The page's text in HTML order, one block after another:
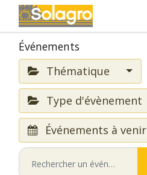
Événements
Thématique
Type d'évènement
Événements à venir